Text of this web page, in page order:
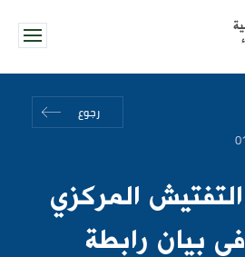
رجوع
المركزي
بيان رابطة